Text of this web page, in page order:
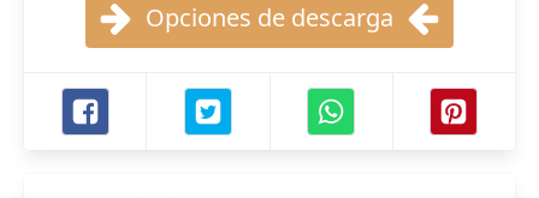
Opciones de descarga